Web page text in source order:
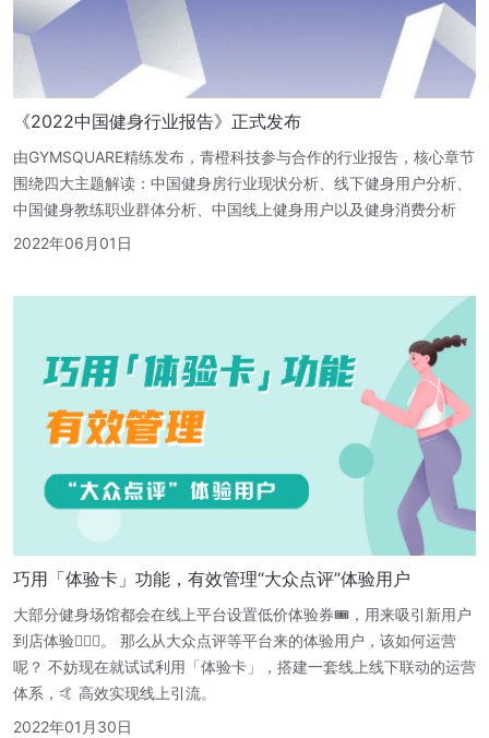
《2022中国健身行业报告》正式发布
由GYMSQUARE精练发布，青橙科技参与合作的行业报告，核心章节
围绕四大主题解读：中国健身房行业现状分析、线下健身用户分析、
中国健身教练职业群体分析、中国线上健身用户以及健身消费分析
2022年06月01日
巧用「体验卡」功能，有效管理“大众点评”体验用户
大部分健身场馆都会在线上平台设置低价体验券🎟，用来吸引新用户
到店体验🏃🏻‍♂️。 那么从大众点评等平台来的体验用户，该如何运营
呢？ 不妨现在就试试利用「体验卡」，搭建一套线上线下联动的运营
体系，🤙 高效实现线上引流。
2022年01月30日